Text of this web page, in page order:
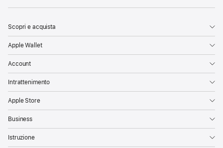
Scopri e acquista
Apple Wallet
Account
Intrattenimento
Apple Store
Business
Istruzione